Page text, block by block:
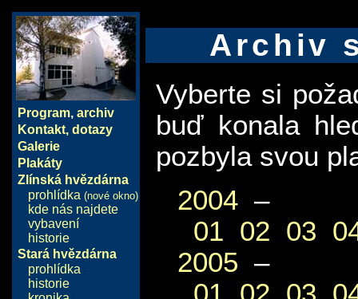
Program, archiv
Kontakt, dotazy
Galerie
Plakáty
Zlínská hvězdárna
prohlídka (nové okno)
kde nás najdete
vybavení
historie
Stará hvězdárna
prohlídka
historie
Archiv
Vyberte si
buď konala
pozbyla svou
2004 –
01 02 03
2005 –